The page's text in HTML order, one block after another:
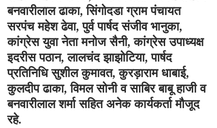
बनवारीलाल ढाका, सिंगोदडा ग्राम पंचायत
सरपंच महेश ढेवा, पुर्व पार्षद संजीव भानुका,
कांग्रेस युवा नेता मनोज सैनी, कांग्रेस उपाध्यक्ष
इदरीस पठान, लालचंद झाझोटिया, पार्षद
प्रतिनिधि सुशील कुमावत, कुरड़ाराम धाबाई,
कुलदीप ढाका, विमल सोनी व साबिर बाबू हाजी व
बनवारीलाल शर्मा सहित अनेक कार्यकर्ता मौजूद
रहे.